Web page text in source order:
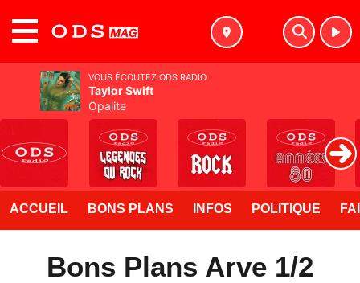
ACCUEIL BONS PLANS INFOS POLITIQUE
Bons Plans Arve 1/2
VOUS ÉCOUTEZ ODS RADIO
Taylor Swift
Opalite